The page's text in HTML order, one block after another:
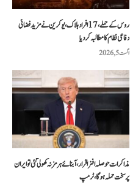
روس کے حملے، 17 افراد ہلاک، یوکرین نے مزید فضائی
دفاعی نظام کا مطالبہ کر دیا
اگست 5, 2026
مذاکرات حوصلہ افزا قرار،آبنائے ہرمز نہ کھولی گئی تو ایران
پر سخت حملہ ہوگا، ٹرمپ